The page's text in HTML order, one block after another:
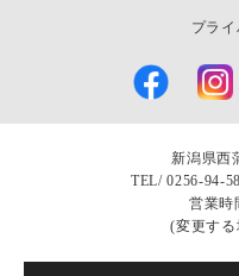
プラ
新潟県西
TEL/0256-94-
営業時
(変更す